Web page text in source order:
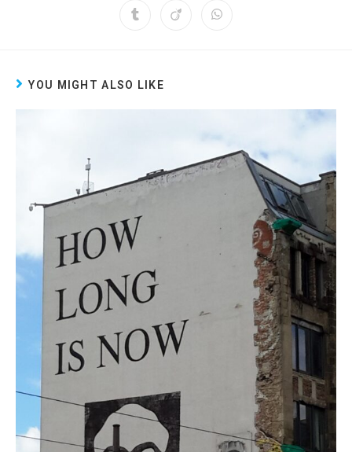
YOU MIGHT ALSO LIKE